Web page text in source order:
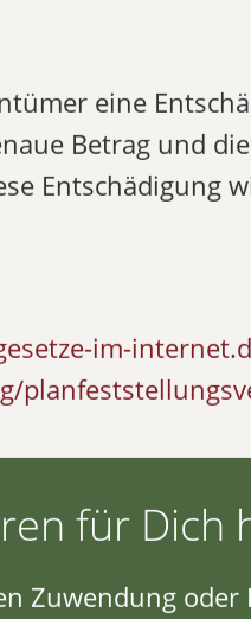
eine
Betrag und
Entschädigung
im-
für Dich
Zuwendung oder